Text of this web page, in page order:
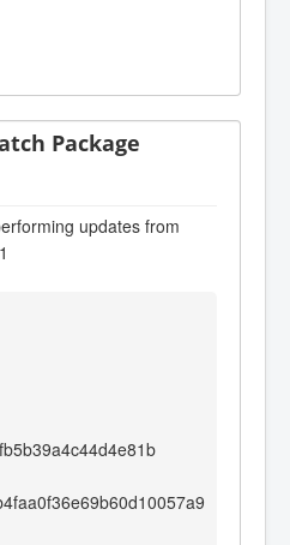
Package
updates from